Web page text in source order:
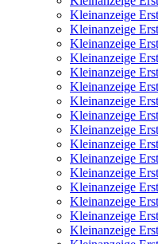
Kleinanzeige
Kleinanzeige
Kleinanzeige
Kleinanzeige
Kleinanzeige
Kleinanzeige
Kleinanzeige
Kleinanzeige
Kleinanzeige
Kleinanzeige
Kleinanzeige
Kleinanzeige
Kleinanzeige
Kleinanzeige
Kleinanzeige
Kleinanzeige